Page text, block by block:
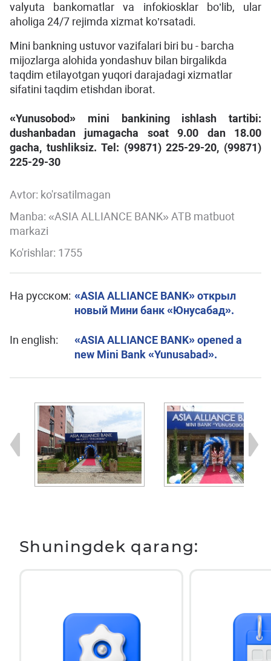
valyuta bankomatlar va infokiosklar bo’lib, ular
aholiga 24/7 rejimda xizmat ko’rsatadi.
Mini bankning ustuvor vazifalari biri bu - barcha
mijozlarga alohida yondashuv bilan birgalikda
taqdim etilayotgan yuqori darajadagi xizmatlar
sifatini taqdim etishdan iborat.
«Yunusobod» mini bankining ishlash tartibi:
dushanbadan jumagacha soat 9.00 dan 18.00
gacha, tushliksiz. Tel: (99871) 225-29-20, (99871)
225-29-30
Avtor: ko'rsatilmagan
Manba: «ASIA ALLIANCE BANK» ATB matbuot
markazi
Ko'rishlar: 1755
На русском: «ASIA ALLIANCE BANK» открыл
новый Мини банк «Юнусабад».
In english:
«ASIA ALLIANCE BANK» opened a
new Mini Bank «Yunusabad».
Shuningdek qarang: